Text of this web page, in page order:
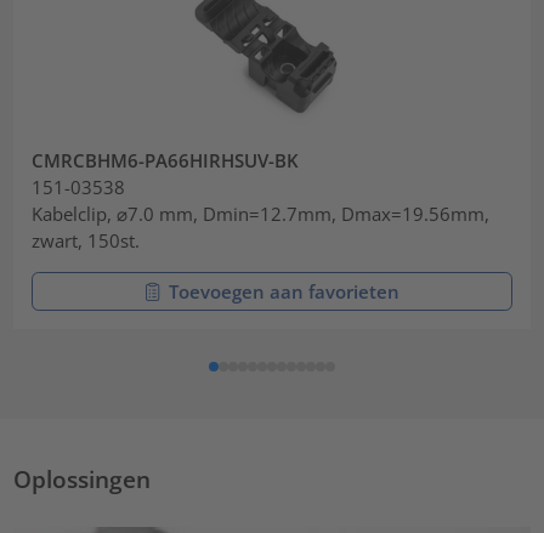
CMRCBHM6-PA66HIRHSUV-BK
151-03538
Kabelclip, ⌀7.0 mm, Dmin=12.7mm, Dmax=19.56mm,
zwart, 150st.
Toevoegen aan favorieten
Oplossingen